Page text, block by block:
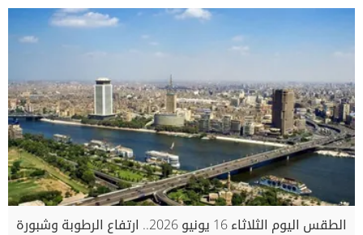
الطقس اليوم الثلاثاء 16 يونيو 2026.. ارتفاع الرطوبة وشبورة